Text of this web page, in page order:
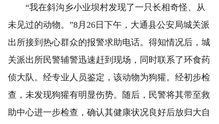
“我在斜沟乡小业坝村发现了一只长相奇怪、从
未见过的动物。”8月26日下午，大通县公安局城关派
出所接到热心群众的报警求助电话。得知情况后，城
关派出所民警辅警迅速赶到现场，同时联系了环食药
侦大队。经专业人员鉴定，该动物为狗獾。经初步检
查，未发现狗獾有明显伤势。随后，民警将其带至救
助中心进一步检查，确认其健康状况良好后放归大自